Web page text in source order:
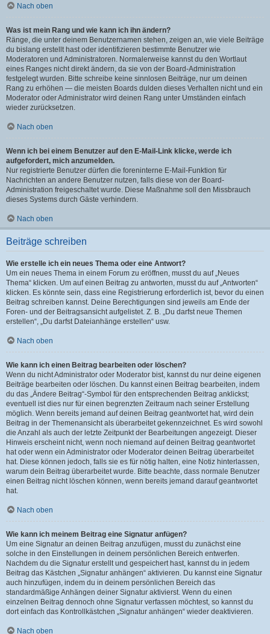
Nach oben
Was ist mein Rang und wie kann ich ihn ändern?
Ränge, die unter deinem Benutzernamen stehen, zeigen an, wie viele Beiträge
du bislang erstellt hast oder identifizieren bestimmte Benutzer wie
Moderatoren und Administratoren. Normalerweise kannst du den Wortlaut
eines Ranges nicht direkt ändern, da sie von der Board-Administration
festgelegt wurden. Bitte schreibe keine sinnlosen Beiträge, nur um deinen
Rang zu erhöhen — die meisten Boards dulden dieses Verhalten nicht und ein
Moderator oder Administrator wird deinen Rang unter Umständen einfach
wieder zurücksetzen.
Nach oben
Wenn ich bei einem Benutzer auf den E-Mail-Link klicke, werde ich
aufgefordert, mich anzumelden.
Nur registrierte Benutzer dürfen die foreninterne E-Mail-Funktion für
Nachrichten an andere Benutzer nutzen, falls diese von der Board-
Administration freigeschaltet wurde. Diese Maßnahme soll den Missbrauch
dieses Systems durch Gäste verhindern.
Nach oben
Beiträge schreiben
Wie erstelle ich ein neues Thema oder eine Antwort?
Um ein neues Thema in einem Forum zu eröffnen, musst du auf „Neues
Thema“ klicken. Um auf einen Beitrag zu antworten, musst du auf „Antworten“
klicken. Es könnte sein, dass eine Registrierung erforderlich ist, bevor du einen
Beitrag schreiben kannst. Deine Berechtigungen sind jeweils am Ende der
Foren- und der Beitragsansicht aufgelistet. Z. B. „Du darfst neue Themen
erstellen“, „Du darfst Dateianhänge erstellen“ usw.
Nach oben
Wie kann ich einen Beitrag bearbeiten oder löschen?
Wenn du nicht Administrator oder Moderator bist, kannst du nur deine eigenen
Beiträge bearbeiten oder löschen. Du kannst einen Beitrag bearbeiten, indem
du das „Ändere Beitrag“-Symbol für den entsprechenden Beitrag anklickst;
eventuell ist dies nur für einen begrenzten Zeitraum nach seiner Erstellung
möglich. Wenn bereits jemand auf deinen Beitrag geantwortet hat, wird dein
Beitrag in der Themenansicht als überarbeitet gekennzeichnet. Es wird sowohl
die Anzahl als auch der letzte Zeitpunkt der Bearbeitungen angezeigt. Dieser
Hinweis erscheint nicht, wenn noch niemand auf deinen Beitrag geantwortet
hat oder wenn ein Administrator oder Moderator deinen Beitrag überarbeitet
hat. Diese können jedoch, falls sie es für nötig halten, eine Notiz hinterlassen,
warum dein Beitrag überarbeitet wurde. Bitte beachte, dass normale Benutzer
einen Beitrag nicht löschen können, wenn bereits jemand darauf geantwortet
hat.
Nach oben
Wie kann ich meinem Beitrag eine Signatur anfügen?
Um eine Signatur an deinen Beitrag anzufügen, musst du zunächst eine
solche in den Einstellungen in deinem persönlichen Bereich entwerfen.
Nachdem du die Signatur erstellt und gespeichert hast, kannst du in jedem
Beitrag das Kästchen „Signatur anhängen“ aktivieren. Du kannst eine Signatur
auch hinzufügen, indem du in deinem persönlichen Bereich das
standardmäßige Anhängen deiner Signatur aktivierst. Wenn du einen
einzelnen Beitrag dennoch ohne Signatur verfassen möchtest, so kannst du
dort einfach das Kontrollkästchen „Signatur anhängen“ wieder deaktivieren.
Nach oben